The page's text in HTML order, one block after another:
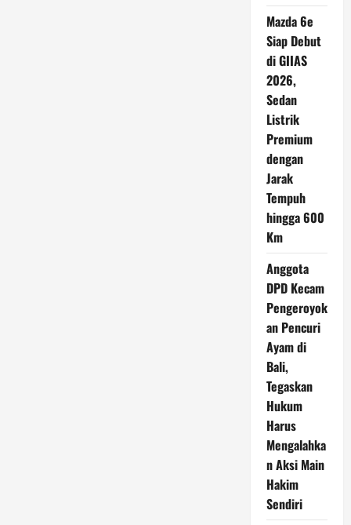
Mazda 6e
Siap Debut
di GIIAS
2026,
Sedan
Listrik
Premium
dengan
Jarak
Tempuh
hingga 600
Km
Anggota
DPD Kecam
Pengeroyok
an Pencuri
Ayam di
Bali,
Tegaskan
Hukum
Harus
Mengalahka
n Aksi Main
Hakim
Sendiri